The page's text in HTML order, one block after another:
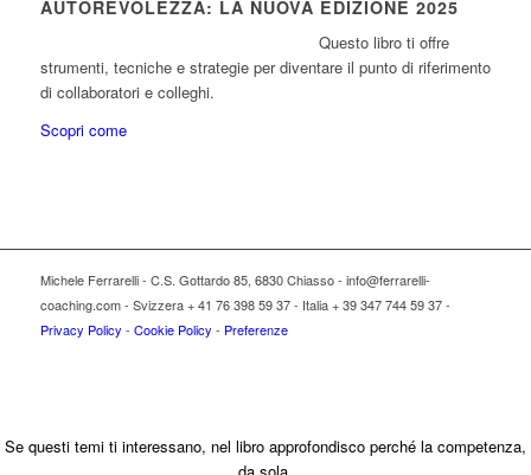
AUTOREVOLEZZA: LA NUOVA EDIZIONE 2025
Questo libro ti offre
strumenti, tecniche e strategie per diventare il punto di riferimento
di collaboratori e colleghi.
Scopri come
Michele Ferrarelli - C.S. Gottardo 85, 6830 Chiasso - info@ferrarelli-
coaching.com - Svizzera + 41 76 398 59 37 - Italia + 39 347 744 59 37 -
Privacy Policy - Cookie Policy - Preferenze
Se questi temi ti interessano, nel libro approfondisco perché la competenza,